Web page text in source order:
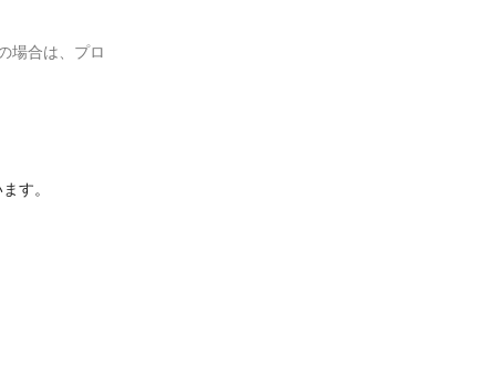
場合は、プロ
す。